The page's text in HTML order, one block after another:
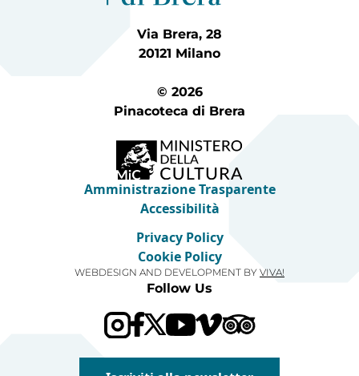
Via Brera, 28
20121 Milano
© 2026
Pinacoteca di Brera
Follow Us
Amministrazione Trasparente
Accessibilità
Privacy Policy
Cookie Policy
WEBDESIGN AND DEVELOPMENT BY VIVA!